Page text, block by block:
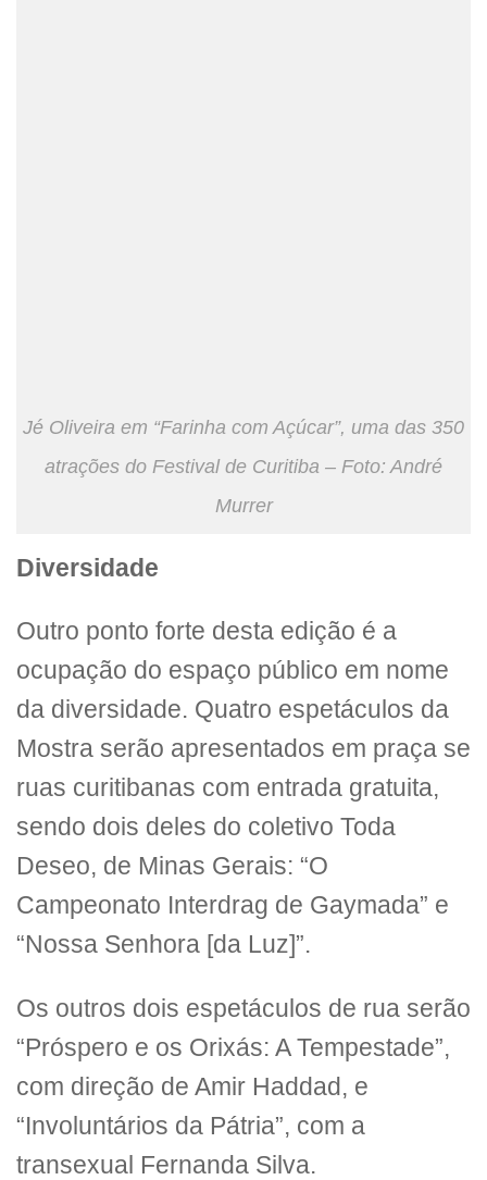
Jé Oliveira em “Farinha com Açúcar”, uma das 350
atrações do Festival de Curitiba – Foto: André
Murrer
Diversidade
Outro ponto forte desta edição é a
ocupação do espaço público em nome
da diversidade. Quatro espetáculos da
Mostra serão apresentados em praça se
ruas curitibanas com entrada gratuita,
sendo dois deles do coletivo Toda
Deseo, de Minas Gerais: “O
Campeonato Interdrag de Gaymada” e
“Nossa Senhora [da Luz]”.
Os outros dois espetáculos de rua serão
“Próspero e os Orixás: A Tempestade”,
com direção de Amir Haddad, e
“Involuntários da Pátria”, com a
transexual Fernanda Silva.